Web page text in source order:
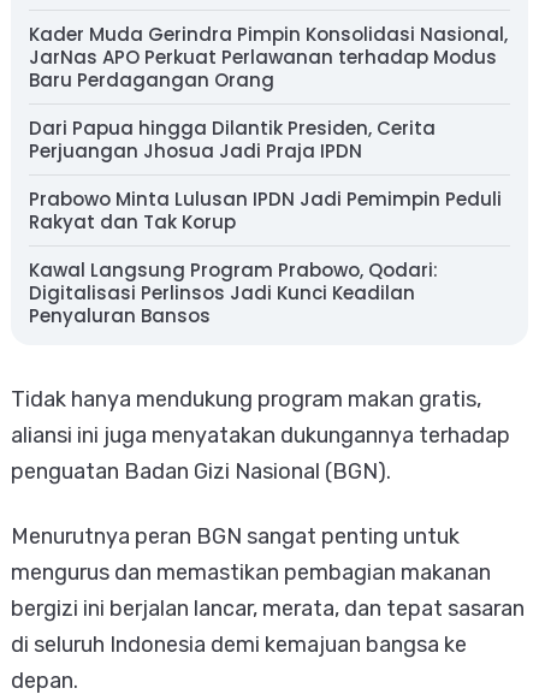
Kader Muda Gerindra Pimpin Konsolidasi Nasional,
JarNas APO Perkuat Perlawanan terhadap Modus
Baru Perdagangan Orang
Dari Papua hingga Dilantik Presiden, Cerita
Perjuangan Jhosua Jadi Praja IPDN
Prabowo Minta Lulusan IPDN Jadi Pemimpin Peduli
Rakyat dan Tak Korup
Kawal Langsung Program Prabowo, Qodari:
Digitalisasi Perlinsos Jadi Kunci Keadilan
Penyaluran Bansos
​Tidak hanya mendukung program makan gratis,
aliansi ini juga menyatakan dukungannya terhadap
penguatan Badan Gizi Nasional (BGN).
Menurutnya peran BGN sangat penting untuk
mengurus dan memastikan pembagian makanan
bergizi ini berjalan lancar, merata, dan tepat sasaran
di seluruh Indonesia demi kemajuan bangsa ke
depan.